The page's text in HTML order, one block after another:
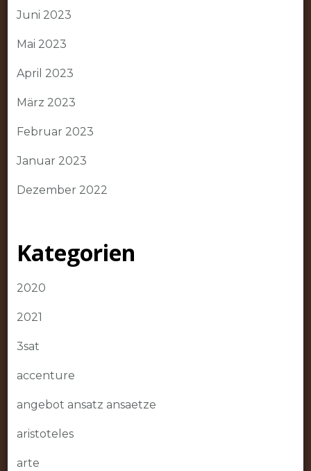
Juni 2023
Mai 2023
April 2023
März 2023
Februar 2023
Januar 2023
Dezember 2022
Kategorien
2020
2021
3sat
accenture
angebot ansatz ansaetze
aristoteles
arte